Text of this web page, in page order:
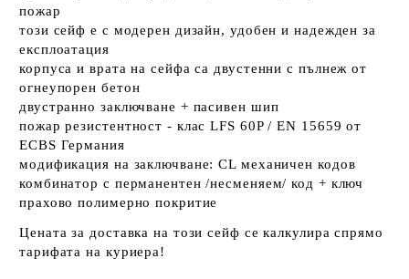
пожар
този сейф е с модерен дизайн, удобен и надежден за
експлоатация
корпуса и врата на сейфа са двустенни с пълнеж от
огнеупорен бетон
двустранно заключване + пасивен шип
пожар резистентност - клас LFS 60P / ЕN 15659 от
ECBS Германия
модификация на заключване: CL механичен кодов
комбинатор с перманентен /несменяем/ код + ключ
прахово полимерно покритие
Цената за доставка на този сейф се калкулира спрямо
тарифата на куриера!